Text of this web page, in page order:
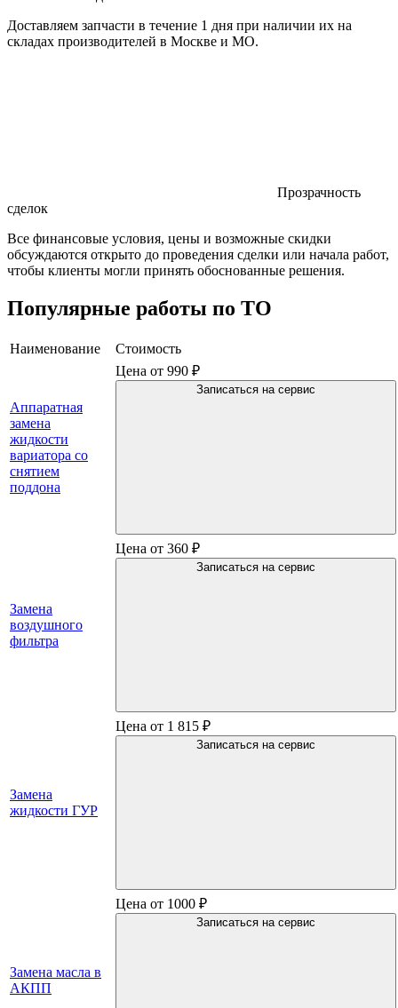
Доставляем запчасти в течение 1 дня при наличии их на
складах производителей в Москве и МО.
Прозрачность
сделок
Все финансовые условия, цены и возможные скидки
обсуждаются открыто до проведения сделки или начала работ,
чтобы клиенты могли принять обоснованные решения.
Популярные работы по ТО
Наименование Стоимость
Аппаратная
замена
жидкости
вариатора со
снятием
поддона
Цена от 990 ₽
Записаться на сервис
Замена
воздушного
фильтра
Цена от 360 ₽
Записаться на сервис
Замена
жидкости ГУР
Цена от 1 815 ₽
Записаться на сервис
Замена масла в
АКПП
Цена от 1000 ₽
Записаться на сервис